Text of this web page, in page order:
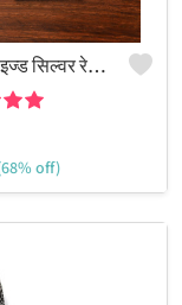
ऑक्सीडाइज्ड सिल्वर रेप्लिका चेन पेंडेंट नेकलेस - जूलकार्ट
off)